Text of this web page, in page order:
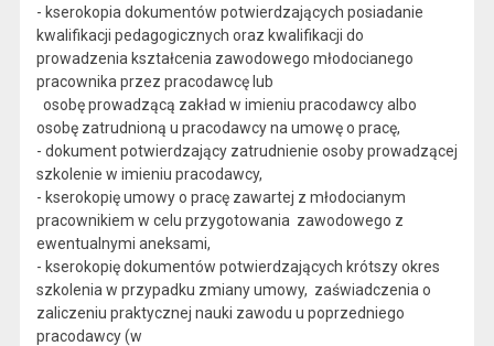
- kserokopia dokumentów potwierdzających posiadanie
kwalifikacji pedagogicznych oraz kwalifikacji do
prowadzenia kształcenia zawodowego młodocianego
pracownika przez pracodawcę lub
osobę prowadzącą zakład w imieniu pracodawcy albo
osobę zatrudnioną u pracodawcy na umowę o pracę,
- dokument potwierdzający zatrudnienie osoby prowadzącej
szkolenie w imieniu pracodawcy,
- kserokopię umowy o pracę zawartej z młodocianym
pracownikiem w celu przygotowania zawodowego z
ewentualnymi aneksami,
- kserokopię dokumentów potwierdzających krótszy okres
szkolenia w przypadku zmiany umowy, zaświadczenia o
zaliczeniu praktycznej nauki zawodu u poprzedniego
pracodawcy (w